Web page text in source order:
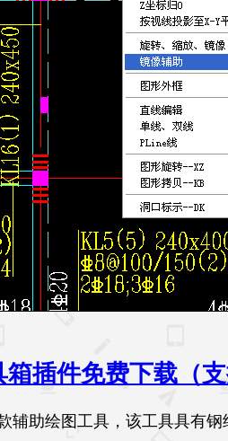
插件免费下载（
辅助绘图工具，该工具具有